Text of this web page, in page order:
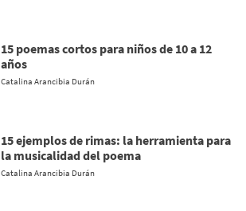
15 poemas cortos para niños de 10 a 12
años
Catalina Arancibia Durán
15 ejemplos de rimas: la herramienta para
la musicalidad del poema
Catalina Arancibia Durán